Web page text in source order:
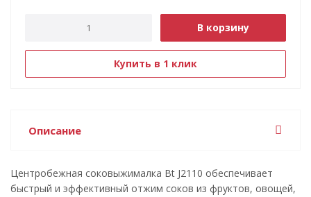
В корзину
Купить в 1 клик
Описание
Центробежная соковыжималка Bt J2110 обеспечивает
быстрый и эффективный отжим соков из фруктов, овощей,